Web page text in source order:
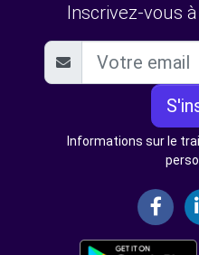
Inscrivez-vous
Informations sur le